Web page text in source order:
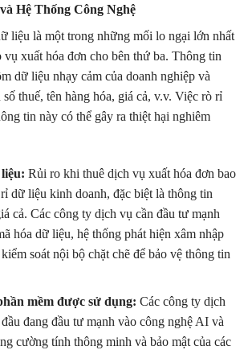
Hệ Thống Công Nghệ
liệu là một trong những mối lo ngại lớn nhất
xuất hóa đơn cho bên thứ ba. Thông tin
dữ liệu nhạy cảm của doanh nghiệp và
thuế, tên hàng hóa, giá cả, v.v. Việc rò rỉ
tin này có thể gây ra thiệt hại nghiêm
Rủi ro khi thuê dịch vụ xuất hóa đơn bao
dữ liệu kinh doanh, đặc biệt là thông tin
cả. Các công ty dịch vụ cần đầu tư mạnh
hóa dữ liệu, hệ thống phát hiện xâm nhập
soát nội bộ chặt chẽ để bảo vệ thông tin
mềm được sử dụng: Các công ty dịch
đang đầu tư mạnh vào công nghệ AI và
cường tính thông minh và bảo mật của các